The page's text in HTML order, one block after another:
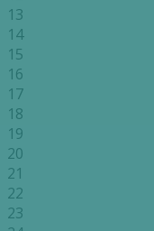
13
14
15
16
17
18
19
20
21
22
23